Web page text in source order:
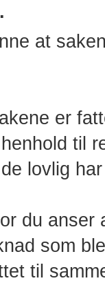
at
er
til
lovlig
du
som
til